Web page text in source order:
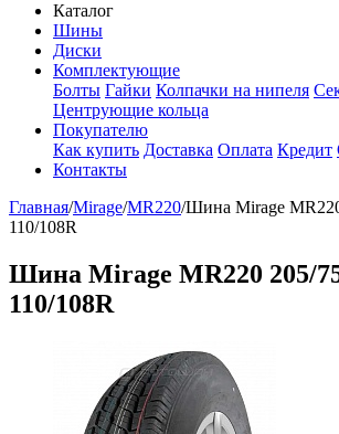
Каталог
Шины
Диски
Комплектующие
Болты Гайки Колпачки на нипеля
Центрующие кольца
Покупателю
Как купить Доставка Оплата Кредит
Контакты
Главная/Mirage/MR220/Шина Mirage
110/108R
Шина Mirage MR220 205/
110/108R